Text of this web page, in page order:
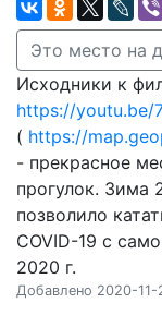
Это место на
Исходники к
https://youtu.be/
( https://
- прекрасное
прогулок. Зима
позволило
COVID-19 с
2020 г.
Добавлено 2020-11-